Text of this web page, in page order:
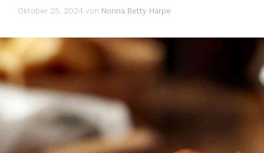
Oktober 25, 2024 von Nonna Betty Harpe